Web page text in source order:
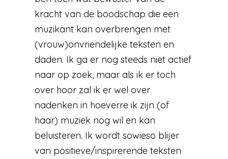
kracht van de boodschap die een
muzikant kan overbrengen met
(vrouw)onvriendelijke teksten en
daden. Ik ga er nog steeds niet actief
naar op zoek, maar als ik er toch
over hoor zal ik er wel over
nadenken in hoeverre ik zijn (of
haar) muziek nog wil en kan
beluisteren. Ik wordt sowieso blijer
van positieve/inspirerende teksten